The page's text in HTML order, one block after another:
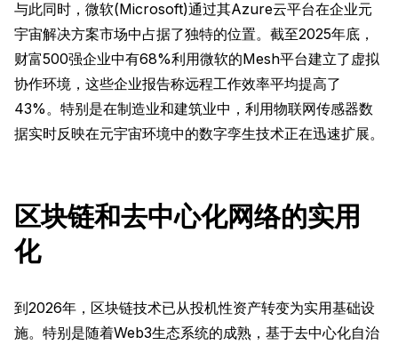
与此同时，微软(Microsoft)通过其Azure云平台在企业元
宇宙解决方案市场中占据了独特的位置。截至2025年底，
财富500强企业中有68%利用微软的Mesh平台建立了虚拟
协作环境，这些企业报告称远程工作效率平均提高了
43%。特别是在制造业和建筑业中，利用物联网传感器数
据实时反映在元宇宙环境中的数字孪生技术正在迅速扩展。
区块链和去中心化网络的实用
化
到2026年，区块链技术已从投机性资产转变为实用基础设
施。特别是随着Web3生态系统的成熟，基于去中心化自治